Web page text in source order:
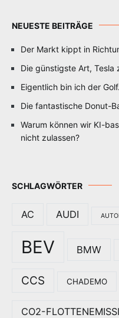
NEUESTE BEITRÄGE
Der Markt kippt in
Die günstigste Art, Tesla
Eigentlich bin ich der Golf.
Die fantastische Donut-
Warum können wir KI-
nicht zulassen?
SCHLAGWÖRTER
AC AUDI
BEV BMW
CCS CHADEMO
CO2-